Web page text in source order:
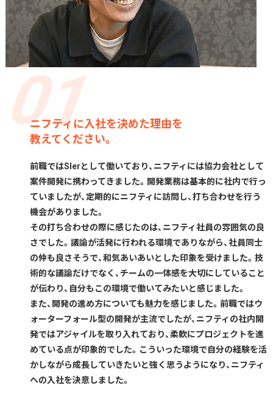
ニフティに入社を決めた理由を
教えてください。
前職ではSIerとして働いており、ニフティには協力会社として
案件開発に携わってきました。開発業務は基本的に社内で行っ
ていましたが、定期的にニフティに訪問し、打ち合わせを行う
機会がありました。
その打ち合わせの際に感じたのは、ニフティ社員の雰囲気の良
さでした。議論が活発に行われる環境でありながら、社員同士
の仲も良さそうで、和気あいあいとした印象を受けました。技
術的な議論だけでなく、チームの一体感を大切にしていること
が伝わり、自分もこの環境で働いてみたいと感じました。
また、開発の進め方についても魅力を感じました。前職ではウ
ォーターフォール型の開発が主流でしたが、ニフティの社内開
発ではアジャイルを取り入れており、柔軟にプロジェクトを進
めている点が印象的でした。こういった環境で自分の経験を活
かしながら成長していきたいと強く思うようになり、ニフティ
への入社を決意しました。